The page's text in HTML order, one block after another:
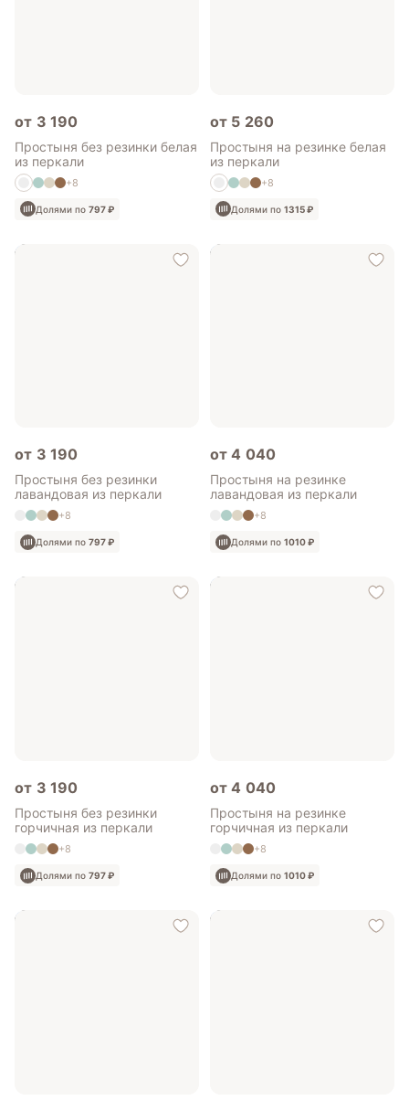
от 3 190
Простыня без резинки белая
из перкали
+8
Долями по797 ₽
от 5 260
Простыня на резинке белая
из перкали
+8
Долями по 1315 ₽
от 3 190
Простыня без резинки
лавандовая из перкали
+8
Долями по797 ₽
от 4 040
Простыня на резинке
лавандовая из перкали
+8
Долями по 1010 ₽
от 3 190
Простыня без резинки
горчичная из перкали
+8
Долями по797 ₽
от 4 040
Простыня на резинке
горчичная из перкали
+8
Долями по 1010 ₽